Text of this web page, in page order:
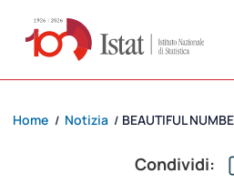
Home / Notizia / BEAUTIFUL
Condividi: